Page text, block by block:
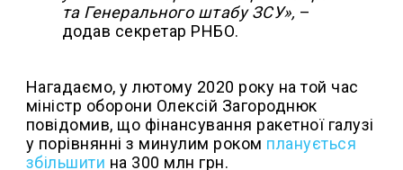
та Генерального штабу ЗСУ», –
додав секретар РНБО.
Нагадаємо, у лютому 2020 року на той час
міністр оборони Олексій Загороднюк
повідомив, що фінансування ракетної галузі
у порівнянні з минулим роком планується
збільшити на 300 млн грн.